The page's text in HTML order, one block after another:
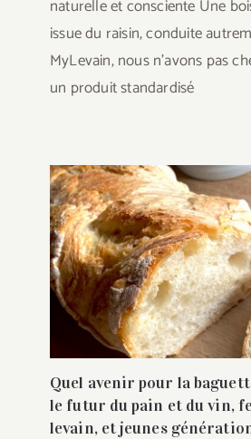
naturelle et consciente Une
issue du raisin, conduite
MyLevain, nous n’avons pas
un produit standardisé
Quel avenir pour la
le futur du pain et du vin,
levain, et jeunes